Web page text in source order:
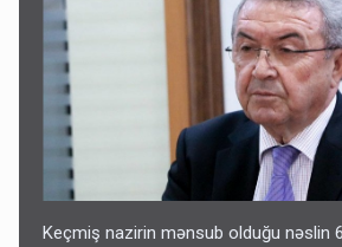
Keçmiş nazirin mənsub olduğu nəslin